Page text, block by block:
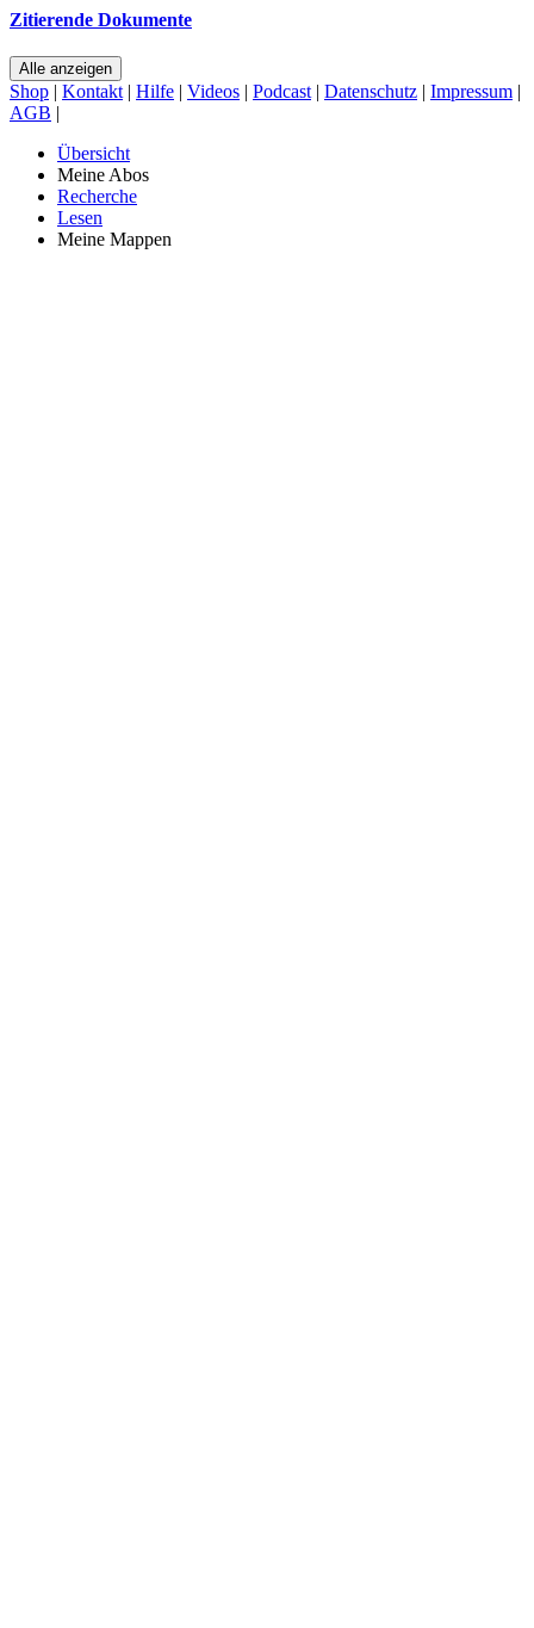
Zitierende Dokumente
Alle anzeigen
Shop | Kontakt | Hilfe | Videos | Podcast | Datenschutz | Impressum |
AGB |
Übersicht
Meine Abos
Recherche
Lesen
Meine Mappen